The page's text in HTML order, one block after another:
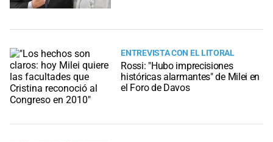
ENTREVISTA CON EL LITORAL
Rossi: "Hubo imprecisiones
históricas alarmantes" de Milei en
el Foro de Davos